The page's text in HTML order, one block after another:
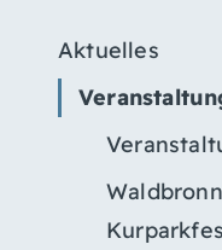
Aktuelles